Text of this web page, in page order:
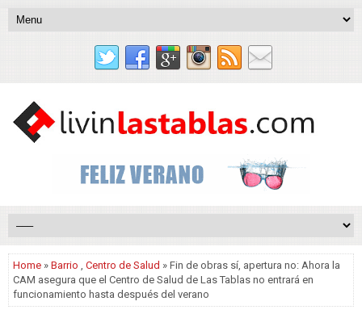
Home » Barrio , Centro de Salud » Fin de obras sí, apertura no: Ahora la
CAM asegura que el Centro de Salud de Las Tablas no entrará en
funcionamiento hasta después del verano